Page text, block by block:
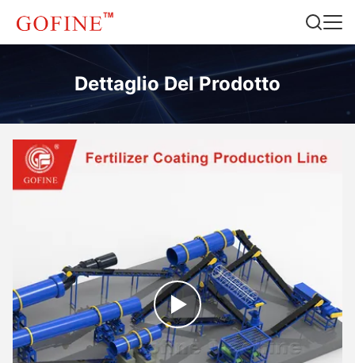
Dettaglio Del Prodotto